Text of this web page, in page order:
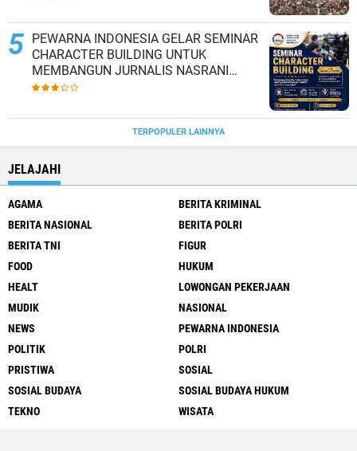
PEWARNA INDONESIA GELAR SEMINAR
CHARACTER BUILDING UNTUK
MEMBANGUN JURNALIS NASRANI
BERINTEGRITAS DAN BERDAMPAK*
TERPOPULER LAINNYA
JELAJAHI
AGAMA
BERITA KRIMINAL
BERITA NASIONAL
BERITA POLRI
BERITA TNI
FIGUR
FOOD
HUKUM
HEALT
LOWONGAN PEKERJAAN
MUDIK
NASIONAL
NEWS
PEWARNA INDONESIA
POLITIK
POLRI
PRISTIWA
SOSIAL
SOSIAL BUDAYA
SOSIAL BUDAYA HUKUM
TEKNO
WISATA